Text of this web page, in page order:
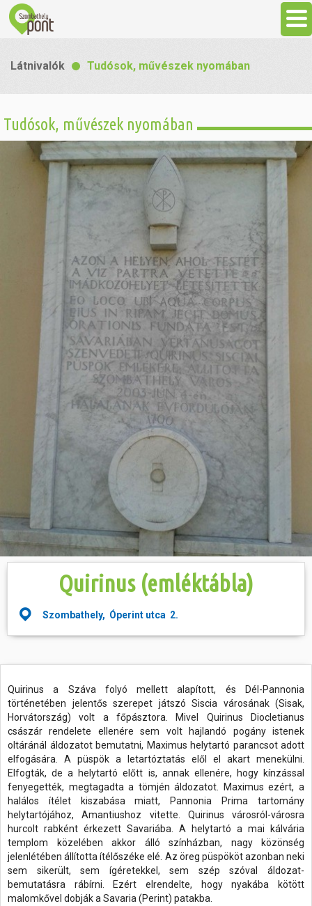
Látnivalók
Gasztronómia
Sport
Szabadidő
Hasznos
Látnivalók Tudósok, művészek nyomában
Tudósok, művészek nyomában
Quirinus (emléktábla)
Szombathely, Óperint utca 2.
Quirinus a Száva folyó mellett alapított, és Dél-Pannonia
történetében jelentős szerepet játszó Siscia városának (Sisak,
Horvátország) volt a főpásztora. Mivel Quirinus Diocletianus
császár rendelete ellenére sem volt hajlandó pogány istenek
oltáránál áldozatot bemutatni, Maximus helytartó parancsot adott
elfogására. A püspök a letartóztatás elől el akart menekülni.
Elfogták, de a helytartó előtt is, annak ellenére, hogy kínzással
fenyegették, megtagadta a tömjén áldozatot. Maximus ezért, a
halálos ítélet kiszabása miatt, Pannonia Prima tartomány
helytartójához, Amantiushoz vitette. Quirinus városról-városra
hurcolt rabként érkezett Savariába. A helytartó a mai kálvária
templom közelében akkor álló színházban, nagy közönség
jelenlétében állította ítélőszéke elé. Az öreg püspököt azonban neki
sem sikerült, sem ígéretekkel, sem szép szóval áldozat-
bemutatásra rábírni. Ezért elrendelte, hogy nyakába kötött
malomkővel dobják a Savaria (Perint) patakba.